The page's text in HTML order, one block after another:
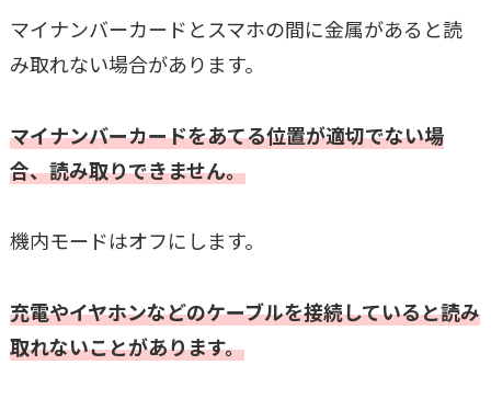
マイナンバーカードとスマホの間に金属があると読
み取れない場合があります。
マイナンバーカードをあてる位置が適切でない場
合、読み取りできません。
機内モードはオフにします。
充電やイヤホンなどのケーブルを接続していると読み
取れないことがあります。